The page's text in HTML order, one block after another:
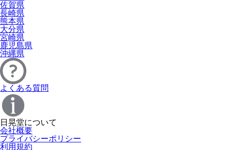
佐賀県
長崎県
熊本県
大分県
宮崎県
鹿児島県
沖縄県
よくある質問
日晃堂について
会社概要
プライバシーポリシー
利用規約